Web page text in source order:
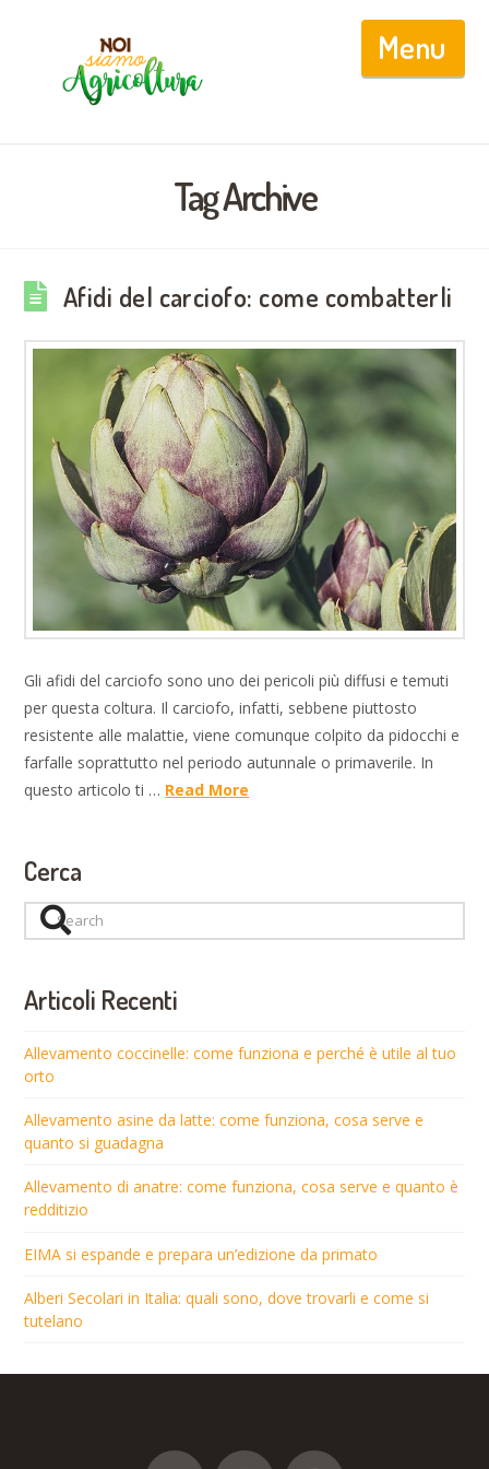
Tag Archive
Afidi del carciofo: come combatterli
Gli afidi del carciofo sono uno dei pericoli più diffusi e temuti
per questa coltura. Il carciofo, infatti, sebbene piuttosto
resistente alle malattie, viene comunque colpito da pidocchi e
farfalle soprattutto nel periodo autunnale o primaverile. In
questo articolo ti … Read More
Cerca
Search
Articoli Recenti
Allevamento coccinelle: come funziona e perché è utile al tuo
orto
Allevamento asine da latte: come funziona, cosa serve e
quanto si guadagna
Allevamento di anatre: come funziona, cosa serve e quanto è
redditizio
EIMA si espande e prepara un’edizione da primato
Alberi Secolari in Italia: quali sono, dove trovarli e come si
tutelano